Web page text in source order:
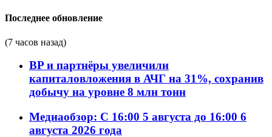
Последнее обновление
(7 часов назад)
BP и партнёры увеличили
капиталовложения в АЧГ на 31%, сохранив
добычу на уровне 8 млн тонн
Медиаобзор: С 16:00 5 августа до 16:00 6
августа 2026 года